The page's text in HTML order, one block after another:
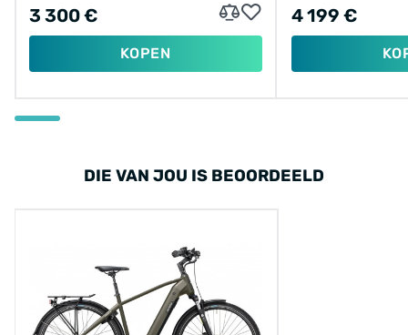
3 300 €
KOPEN
4 199 €
DIE VAN JOU IS BEOORDEELD